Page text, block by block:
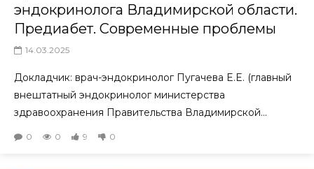
эндокринолога Владимирской области.
Предиабет. Современные проблемы
14.03.2025
Докладчик: врач-эндокринолог Пугачева E.E. (главный
внештатный эндокринолог министерства
здравоохранения Правительства Владимирской...
0 0 9 0